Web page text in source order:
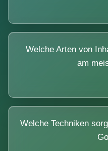
Welche Arten von
am
Welche Techniken